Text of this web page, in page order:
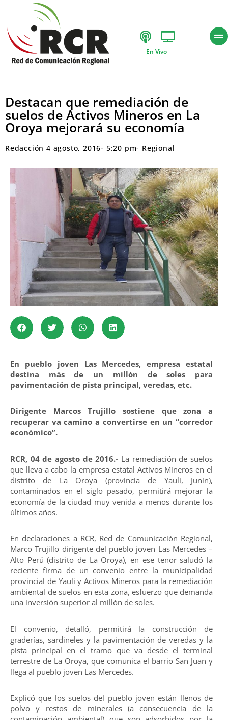
En Vivo
Destacan que remediación de
suelos de Activos Mineros en La
Oroya mejorará su economía
Redacción 4 agosto, 2016- 5:20 pm- Regional
En pueblo joven Las Mercedes, empresa estatal
destina más de un millón de soles para
pavimentación de pista principal, veredas, etc.
Dirigente Marcos Trujillo sostiene que zona a
recuperar va camino a convertirse en un “corredor
económico”.
RCR, 04 de agosto de 2016.- La remediación de suelos
que lleva a cabo la empresa estatal Activos Mineros en el
distrito de La Oroya (provincia de Yauli, Junín),
contaminados en el siglo pasado, permitirá mejorar la
economía de la ciudad muy venida a menos durante los
últimos años.
En declaraciones a RCR, Red de Comunicación Regional,
Marco Trujillo dirigente del pueblo joven Las Mercedes –
Alto Perú (distrito de La Oroya), en ese tenor saludó la
reciente firma de un convenio entre la municipalidad
provincial de Yauli y Activos Mineros para la remediación
ambiental de suelos en esta zona, esfuerzo que demanda
una inversión superior al millón de soles.
El convenio, detalló, permitirá la construcción de
graderías, sardineles y la pavimentación de veredas y la
pista principal en el tramo que va desde el terminal
terrestre de La Oroya, que comunica el barrio San Juan y
llega al pueblo joven Las Mercedes.
Explicó que los suelos del pueblo joven están llenos de
polvo y restos de minerales (a consecuencia de la